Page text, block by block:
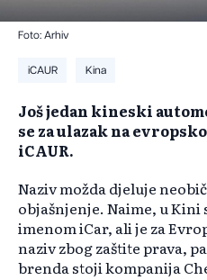
Foto: Arhiv
iCAUR Kina
Još jedan kineski
se za ulazak na
iCAUR.
Naziv možda djeluje
objašnjenje. Naime, u Kini
imenom iCar, ali je za
naziv zbog zaštite prava,
brenda stoji kompanija